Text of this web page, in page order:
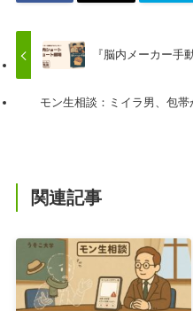
『脳内メーカー手
モン生相談：ミイラ男、包
関連記事